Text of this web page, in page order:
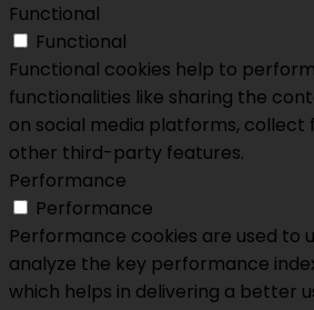
Functional
Functional
Functional cookies help to
functionalities like sharing the
on social media platforms, collect
other third-party features.
Performance
Performance
Performance cookies are used to
analyze the key performance
which helps in delivering a better